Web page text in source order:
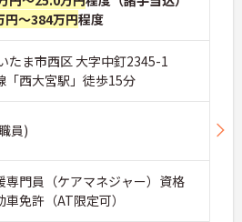
円～384万円程度
たま市西区 大字中釘2345-1
「西大宮駅」徒歩15分
員)
門員（ケアマネジャー）資格
免許（AT限定可）